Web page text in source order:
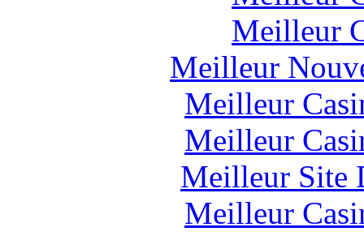
Meilleur
Meilleur
Meilleur
Meilleur
Meilleur Site
Meilleur